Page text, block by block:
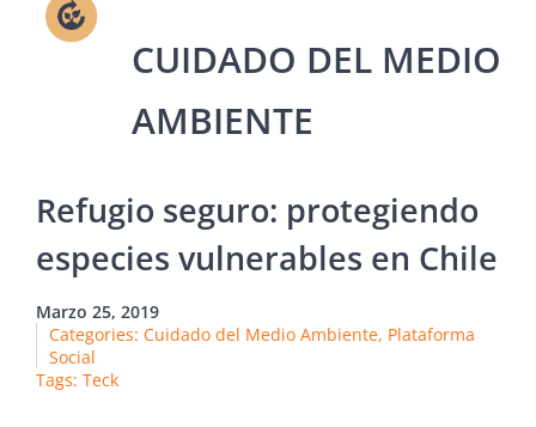
Refugio seguro: protegiendo
especies vulnerables en Chile
Marzo 25, 2019
Categories: Cuidado del Medio Ambiente, Plataforma
Social
Tags: Teck